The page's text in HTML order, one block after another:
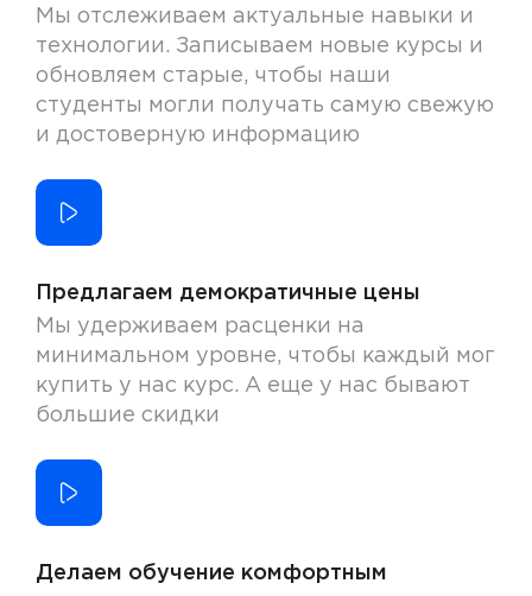
Мы отслеживаем актуальные навыки и
технологии. Записываем новые курсы и
обновляем старые, чтобы наши
студенты могли получать самую свежую
и достоверную информацию
Предлагаем демократичные цены
Мы удерживаем расценки на
минимальном уровне, чтобы каждый мог
купить у нас курс. А еще у нас бывают
большие скидки
Делаем обучение комфортным